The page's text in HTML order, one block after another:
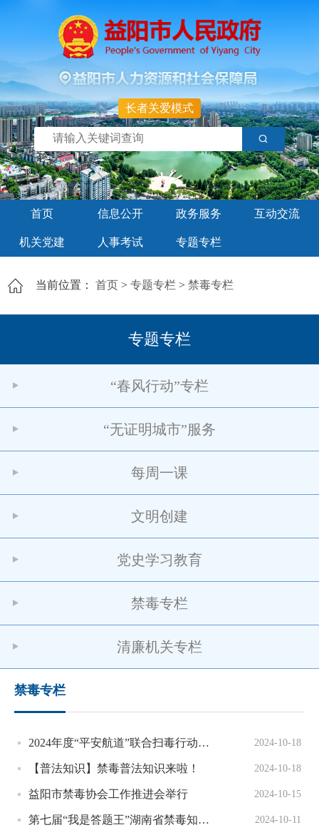
长者关爱模式
首页 信息公开 政务服务 互动交流
机关党建 人事考试 专题专栏
当前位置： 首页 > 专题专栏 > 禁毒专栏
专题专栏
“春风行动”专栏
“无证明城市”服务
每周一课
文明创建
党史学习教育
禁毒专栏
清廉机关专栏
禁毒专栏
2024年度“平安航道”联合扫毒行动取得圆满成功 2024-10-18
【普法知识】禁毒普法知识来啦！ 2024-10-18
益阳市禁毒协会工作推进会举行 2024-10-15
第七届“我是答题王”湖南省禁毒知识竞赛决赛圆满收官！益阳市荣获多个奖项！ 2024-10-11